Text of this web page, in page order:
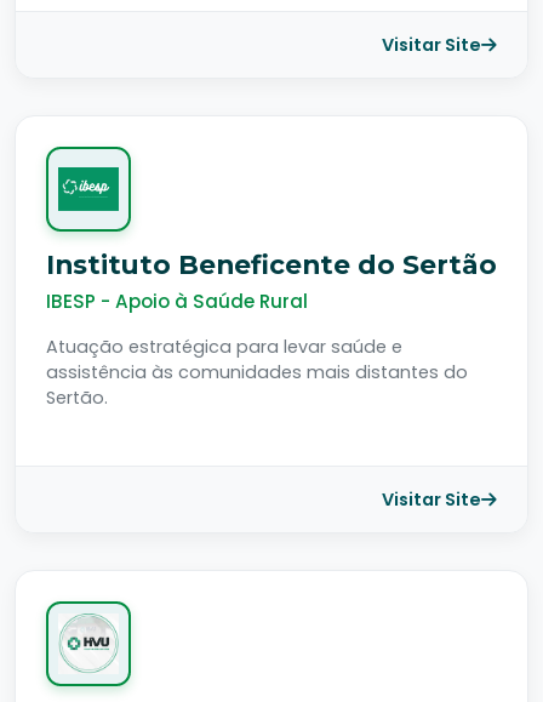
Visitar Site
Instituto Beneficente do Sertão
IBESP - Apoio à Saúde Rural
Atuação estratégica para levar saúde e
assistência às comunidades mais distantes do
Sertão.
Visitar Site